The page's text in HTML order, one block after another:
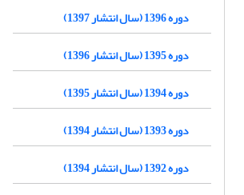
دوره 1396 (سال انتشار 1397)
دوره 1395 (سال انتشار 1396)
دوره 1394 (سال انتشار 1395)
دوره 1393 (سال انتشار 1394)
دوره 1392 (سال انتشار 1394)